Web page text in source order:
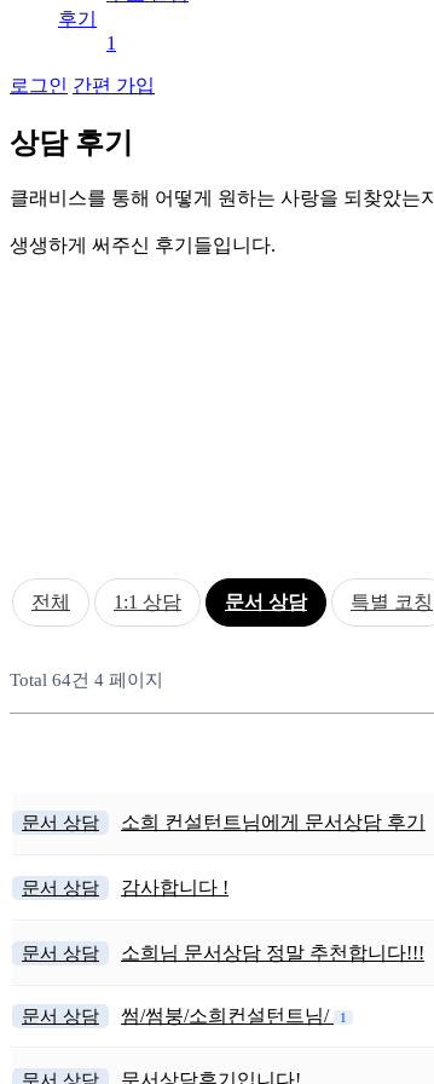
후기
1
로그인 간편 가입
상담 후기
클래 비 스를 통해 어 떻게 원하는 사랑을 되 찾았는지
생생하게 써 주신 후기 들입니 다.
전체 1:1 상담 문서 상담 특별 코칭
Total 64건 4 페이지
문서 상담 소희 컨설턴트님에게 문서상담 후기
문서 상담 감사합니다 !
문서 상담 소희님 문서상담 정말 추천합니다!!!
문서 상담 썸/썸붕/소희컨설턴트님/ 1
문서 상담 문서상담후기입니다!